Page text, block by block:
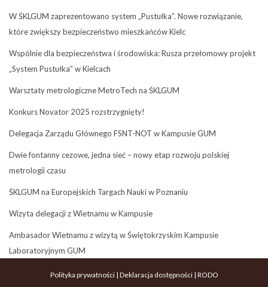
W ŚKLGUM zaprezentowano system „Pustułka”. Nowe rozwiązanie,
które zwiększy bezpieczeństwo mieszkańców Kielc
Wspólnie dla bezpieczeństwa i środowiska: Rusza przełomowy projekt
„System Pustułka” w Kielcach
Warsztaty metrologiczne MetroTech na ŚKLGUM
Konkurs Novator 2025 rozstrzygnięty!
Delegacja Zarządu Głównego FSNT-NOT w Kampusie GUM
Dwie fontanny cezowe, jedna sieć – nowy etap rozwoju polskiej
metrologii czasu
ŚKLGUM na Europejskich Targach Nauki w Poznaniu
Wizyta delegacji z Wietnamu w Kampusie
Ambasador Wietnamu z wizytą w Świętokrzyskim Kampusie
Laboratoryjnym GUM
Polityka prywatności| Deklaracja dostępności| RODO